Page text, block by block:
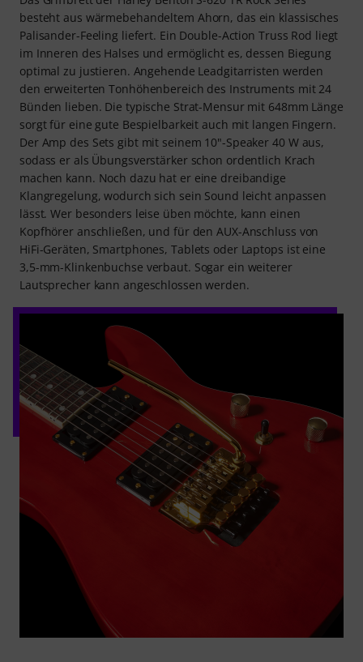
besteht aus wärmebehandeltem Ahorn, das ein klassisches
Palisander-Feeling liefert. Ein Double-Action Truss Rod liegt
im Inneren des Halses und ermöglicht es, dessen Biegung
optimal zu justieren. Angehende Leadgitarristen werden
den erweiterten Tonhöhenbereich des Instruments mit 24
Bünden lieben. Die typische Strat-Mensur mit 648mm Länge
sorgt für eine gute Bespielbarkeit auch mit langen Fingern.
Der Amp des Sets gibt mit seinem 10"-Speaker 40 W aus,
sodass er als Übungsverstärker schon ordentlich Krach
machen kann. Noch dazu hat er eine dreibandige
Klangregelung, wodurch sich sein Sound leicht anpassen
lässt. Wer besonders leise üben möchte, kann einen
Kopfhörer anschließen, und für den AUX-Anschluss von
HiFi-Geräten, Smartphones, Tablets oder Laptops ist eine
3,5-mm-Klinkenbuchse verbaut. Sogar ein weiterer
Lautsprecher kann angeschlossen werden.